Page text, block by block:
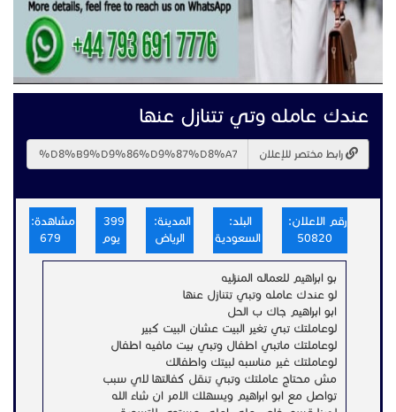
عندك عامله وتي تتنازل عنها
رابط مختصر للإعلان
رقم الاعلان:
50820
البلد:
السعودية
المدينة:
الرياض
يوم
مشاهدة:
بو ابراهيم للعماله المنزليه
لو عندك عامله وتبي تتنازل عنها
ابو ابراهيم جاك ب الحل
لوعاملتك تبي تغير البيت عشان البيت كبير
لوعاملتك ماتبي اطفال وتبي بيت مافيه اطفال
لوعاملتك غير مناسبه لبيتك واطفالك
مش محتاج عاملتك وتبي تنقل كفالتها لاي سبب
تواصل مع ابو ابراهيم ويسهلك الامر ان شاء الله